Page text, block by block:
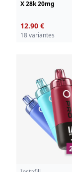
X 28k 20mg
12.90 €
18 variantes